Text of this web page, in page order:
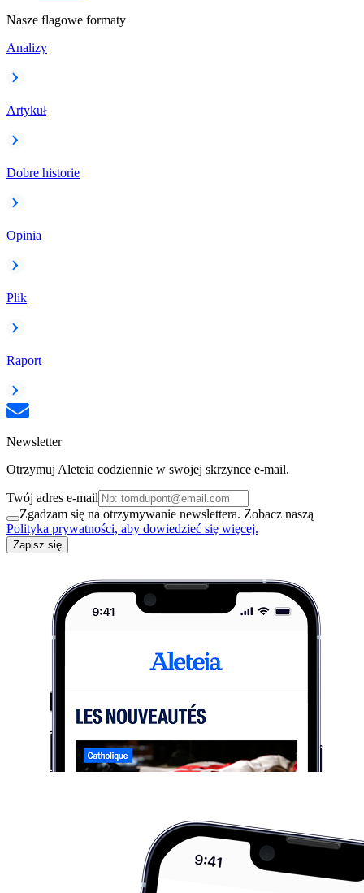
Nasze flagowe formaty
Analizy
Artykuł
Dobre historie
Opinia
Plik
Raport
Newsletter
Otrzymuj Aleteia codziennie w swojej skrzynce e-mail.
Twój adres e-mail
Zgadzam się na otrzymywanie newslettera. Zobacz naszą
Polityka prywatności, aby dowiedzieć się więcej.
Zapisz się